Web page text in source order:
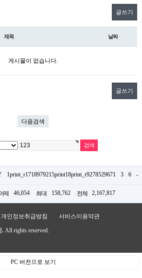
글쓰기
제목 날짜
게시물이 없습니다.
글쓰기
다음검색
1print_r1718979215print18print_r9278529671 3 6 -
제 46,054 최대 158,762 전체 2,167,817
개인정보취급방침 서비스이용약관
. All rights reserved.
PC 버전으로 보기